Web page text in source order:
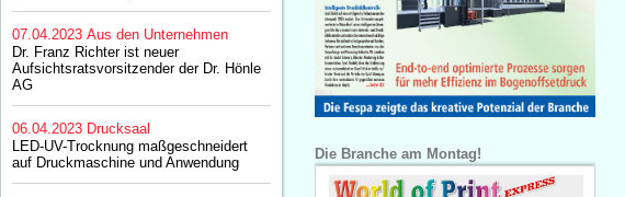
07.04.2023 Aus den Unternehmen
Dr. Franz Richter ist neuer
Aufsichtsratsvorsitzender der Dr. Hönle
AG
06.04.2023 Drucksaal
LED-UV-Trocknung maßgeschneidert
auf Druckmaschine und Anwendung
Die Branche am Montag!